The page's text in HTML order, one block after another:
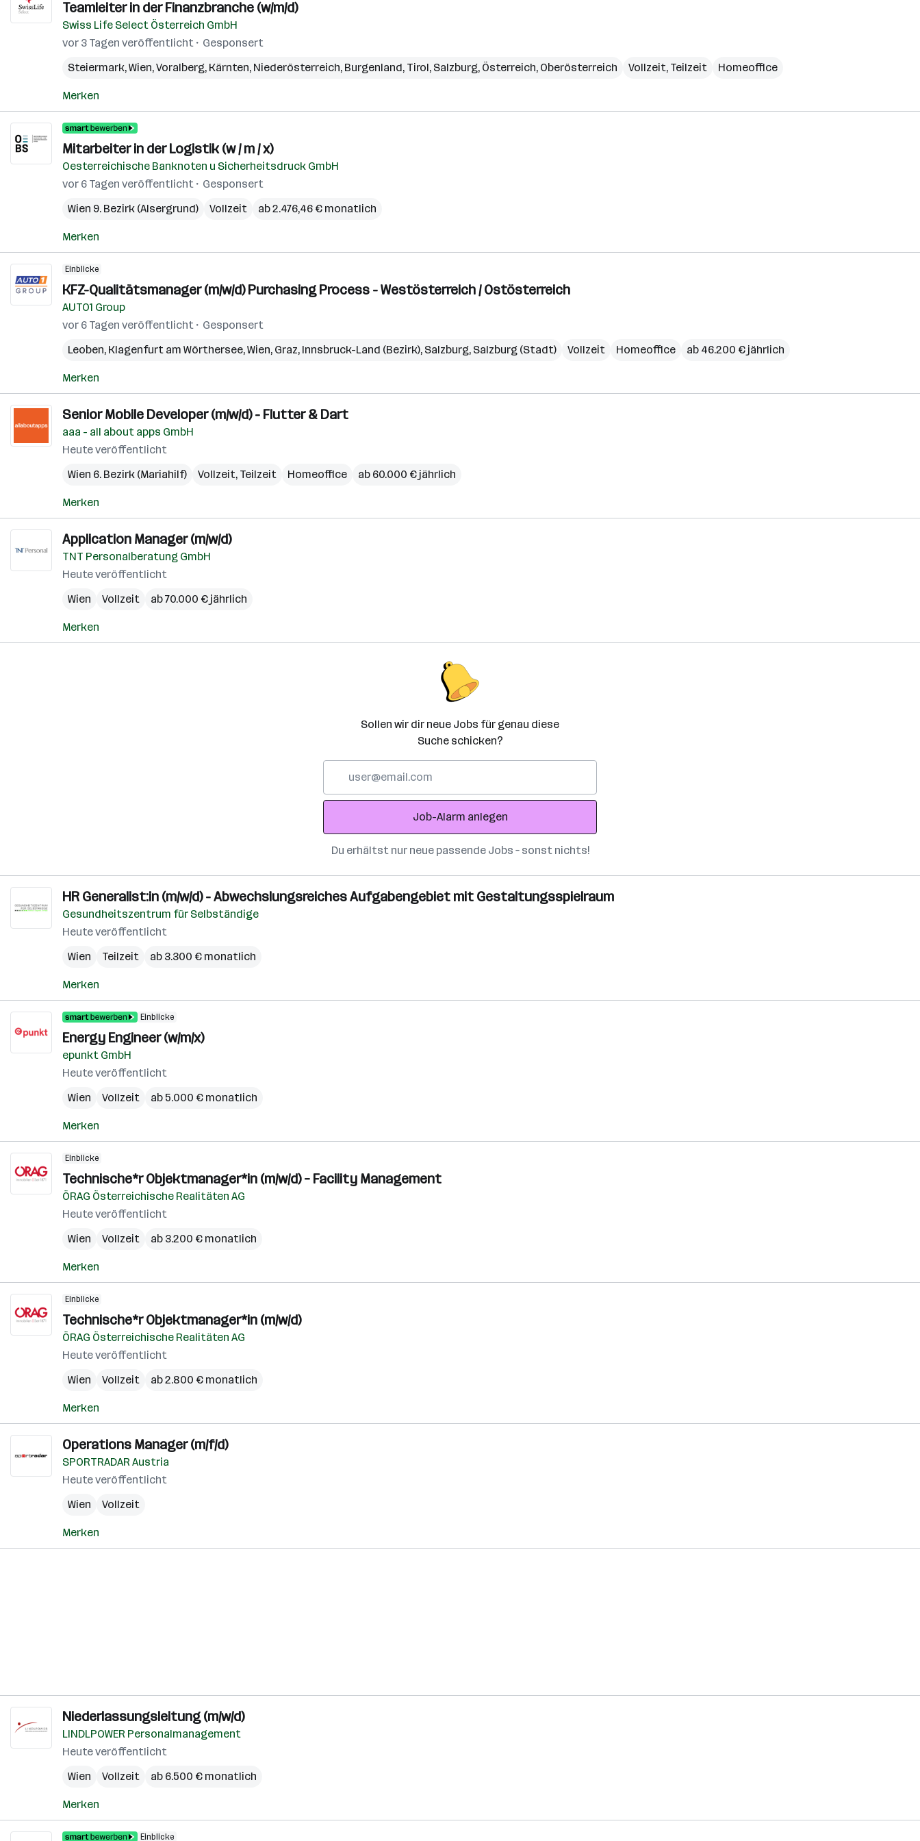
Teamleiter in der Finanzbranche (w/m/d)
Swiss Life Select Österreich GmbH
vor 3 Tagen veröffentlicht
Gesponsert
Steiermark,Wien,Voralberg, Kärnten, Niederösterreich, Burgenland, Tirol, Salzburg, Österreich, Oberösterreich Vollzeit, Teilzeit Homeoffice
Merken
Mitarbeiter in der Logistik (w / m / x)
Oesterreichische Banknoten u Sicherheitsdruck GmbH
vor 6 Tagen veröffentlicht
Gesponsert
Wien 9. Bezirk (Alsergrund)
Vollzeit ab 2.476,46 € monatlich
Merken
Einblicke
KFZ-Qualitätsmanager (m/w/d) Purchasing Process - Westösterreich / Ostösterreich
AUTO1 Group
vor 6 Tagen veröffentlicht
Gesponsert
Leoben, Klagenfurt am Wörthersee,Wien, Graz, Innsbruck-Land (Bezirk), Salzburg, Salzburg (Stadt) Vollzeit Homeoffice ab 46.200 € jährlich
Merken
Senior Mobile Developer (m/w/d) - Flutter & Dart
aaa - all about apps GmbH
Heute veröffentlicht
Wien 6. Bezirk (Mariahilf)
Vollzeit, Teilzeit Homeoffice ab 60.000 € jährlich
Merken
Application Manager (m/w/d)
TNT Personalberatung GmbH
Heute veröffentlicht
Wien
Vollzeit ab 70.000 € jährlich
Merken
Sollen wir dir neue Jobs für genau diese
Suche schicken?
Adresse
Job-Alarm anlegen
Du erhältst nur neue passende Jobs – sonst nichts!
HR Generalist:in (m/w/d) - Abwechslungsreiches Aufgabengebiet mit Gestaltungsspielraum
Gesundheitszentrum für Selbständige
Heute veröffentlicht
Wien
Teilzeit ab 3.300 € monatlich
Merken
Einblicke
Energy Engineer (w/m/x)
epunkt GmbH
Heute veröffentlicht
Wien
Vollzeit ab 5.000 € monatlich
Merken
Einblicke
Technische*r Objektmanager*in (m/w/d) – Facility Management
ÖRAG Österreichische Realitäten AG
Heute veröffentlicht
Wien
Vollzeit ab 3.200 € monatlich
Merken
Einblicke
Technische*r Objektmanager*in (m/w/d)
ÖRAG Österreichische Realitäten AG
Heute veröffentlicht
Wien
Vollzeit ab 2.800 € monatlich
Merken
Operations Manager (m/f/d)
SPORTRADAR Austria
Heute veröffentlicht
Wien
Vollzeit
Merken
Niederlassungsleitung (m/w/d)
LINDLPOWER Personalmanagement
Heute veröffentlicht
Wien
Vollzeit ab 6.500 € monatlich
Merken
Einblicke